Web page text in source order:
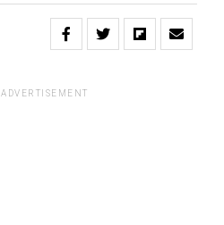
ADVERTISEMENT